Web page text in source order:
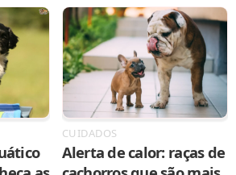
CUIDADOS
Alerta de calor: raças de